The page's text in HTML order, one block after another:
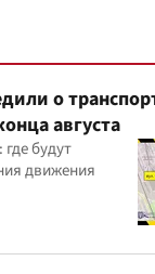
о
августа
будут
движения